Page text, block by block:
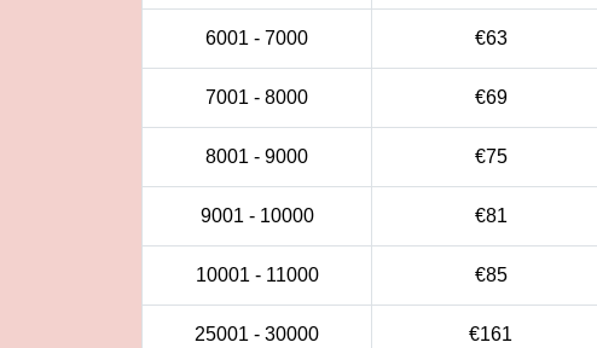
6001 - 7000 €63
7001 - 8000 €69
8001 - 9000 €75
9001 - 10000 €81
10001 - 11000 €85
25001 - 30000 €161